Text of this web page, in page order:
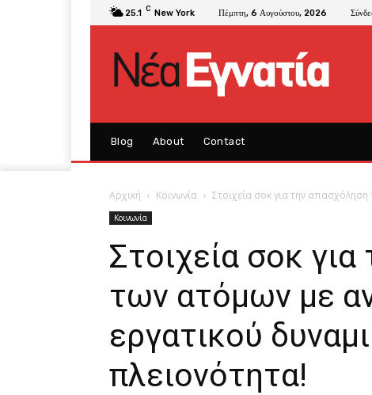
25.1 C New York Πέμπτη, 6 Αυγούστου, 2026
Blog About Contact
Αρχική Κοινωνία Στοιχεία σοκ για την
Κοινωνία
Στοιχεία σοκ
των ατόμων με
εργατικού
πλειονότητα!